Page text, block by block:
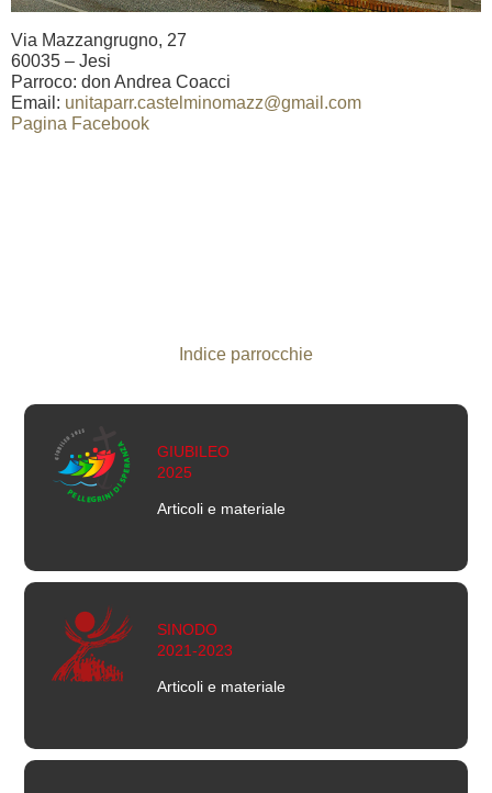
Via Mazzangrugno, 27
60035 – Jesi
Parroco: don Andrea Coacci
Email: unitaparr.castelminomazz@gmail.com
Pagina Facebook
Indice parrocchie
GIUBILEO
2025
Articoli e materiale
SINODO
2021-2023
Articoli e materiale